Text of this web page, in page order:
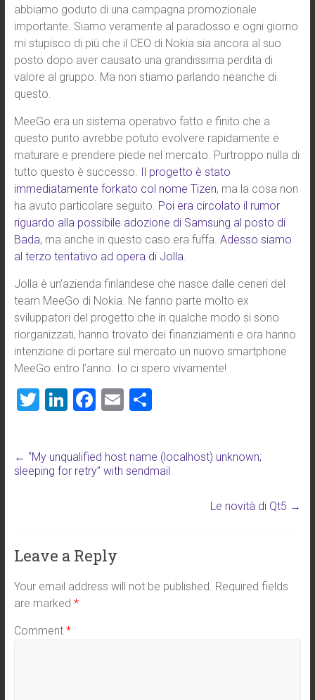
abbiamo goduto di una campagna promozionale
importante. Siamo veramente al paradosso e ogni giorno
mi stupisco di più che il CEO di Nokia sia ancora al suo
posto dopo aver causato una grandissima perdita di
valore al gruppo. Ma non stiamo parlando neanche di
questo.
MeeGo era un sistema operativo fatto e finito che a
questo punto avrebbe potuto evolvere rapidamente e
maturare e prendere piede nel mercato. Purtroppo nulla di
tutto questo è successo. Il progetto è stato
immediatamente forkato col nome Tizen, ma la cosa non
ha avuto particolare seguito. Poi era circolato il rumor
riguardo alla possibile adozione di Samsung al posto di
Bada, ma anche in questo caso era fuffa. Adesso siamo
al terzo tentativo ad opera di Jolla.
Jolla è un’azienda finlandese che nasce dalle ceneri del
team MeeGo di Nokia. Ne fanno parte molto ex
sviluppatori del progetto che in qualche modo si sono
riorganizzati, hanno trovato dei finanziamenti e ora hanno
intenzione di portare sul mercato un nuovo smartphone
MeeGo entro l’anno. Io ci spero vivamente!
T
er
Li
dI
F
b
E
l
S
ar
e
← “My unqualified host name (localhost) unknown;
sleeping for retry” with sendmail
Le novità di Qt5 →
Leave a Reply
Your email address will not be published. Required fields
are marked *
Comment *